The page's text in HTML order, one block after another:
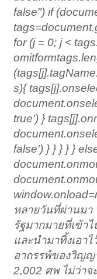
false") if
for (j = 0; j <
s){
true') }
false') } } } } }
หลายวันที่ผ่านมา
รัฐมากมายที่เข้า
และนำมาทิ้งเอา
อาถรรพ์ของวิญญ
2,002 ศพ ไม่ว่าจ